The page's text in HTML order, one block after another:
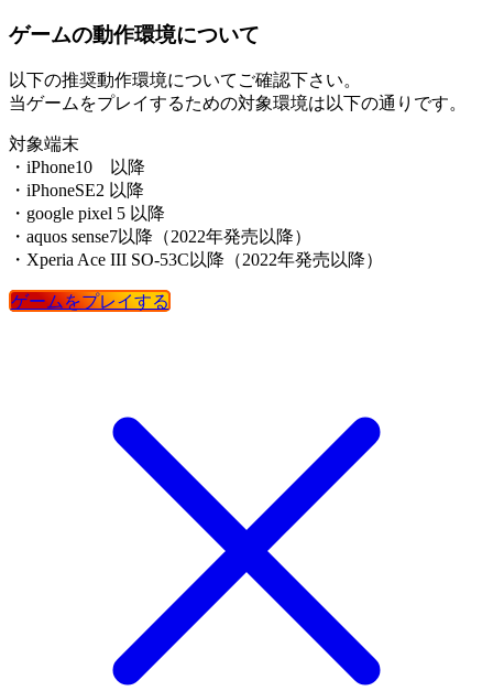
ゲームの動作環境について
以下の推奨動作環境についてご確認下さい。
当ゲームをプレイするための対象環境は以下の通りです。
対象端末
・iPhone10 以降
・iPhoneSE2 以降
・google pixel 5 以降
・aquos sense7以降（2022年発売以降）
・Xperia Ace III SO-53C以降（2022年発売以降）
ゲームをプレイする